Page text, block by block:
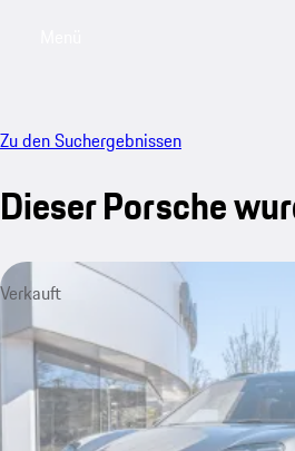
Zu den Suchergebnissen
Dieser Porsche
Verkauft